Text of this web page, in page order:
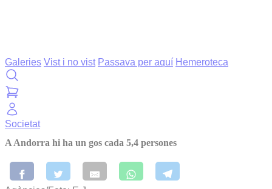
Galeries Vist i no vist Passava per aquí Hemeroteca
Societat
A Andorra hi ha un gos cada 5,4 persones